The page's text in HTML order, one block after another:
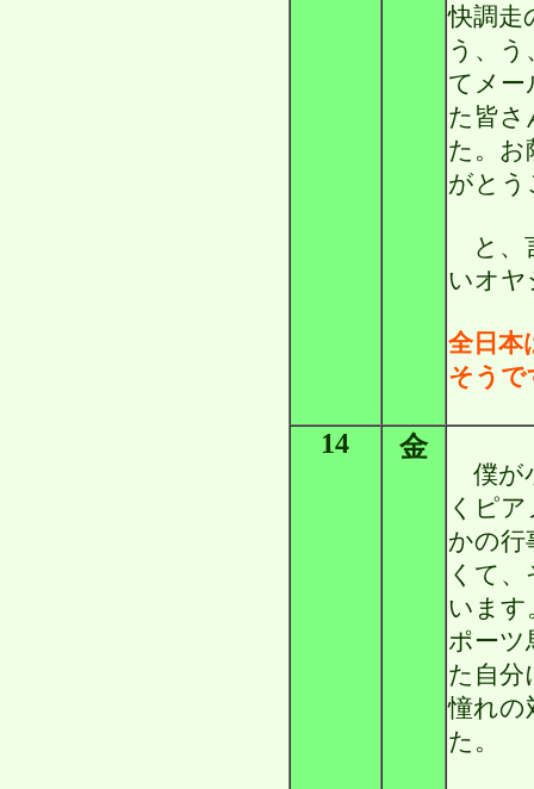
快調走
う、
てメー
た皆さ
た。お
がとう
と、
いオヤ
全日本
そうで
14 金
僕が
くピ
かの行
くて
います
ポーツ
た自分
憧れの
た。